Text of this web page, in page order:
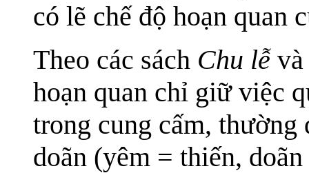
có lẽ chế độ hoạn quan
Theo các sách Chu lễ
hoạn quan chỉ giữ việc
trong cung cấm,
doãn (yêm = thiến,